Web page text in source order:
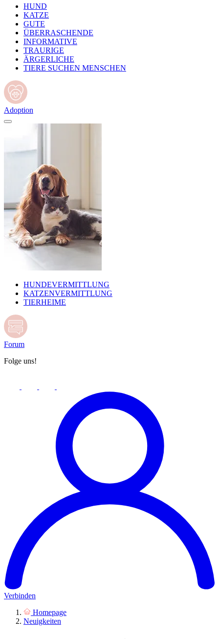
HUND
KATZE
GUTE
ÜBERRASCHENDE
INFORMATIVE
TRAURIGE
ÄRGERLICHE
TIERE SUCHEN MENSCHEN
Adoption
HUNDEVERMITTLUNG
KATZENVERMITTLUNG
TIERHEIME
Forum
Folge uns!
Verbinden
Homepage
Neuigkeiten